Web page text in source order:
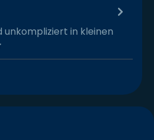
unkompliziert in kleinen